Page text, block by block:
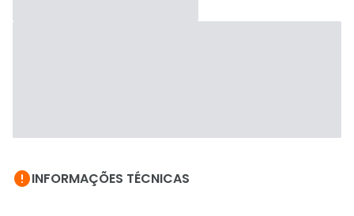
INFORMAÇÕES TÉCNICAS